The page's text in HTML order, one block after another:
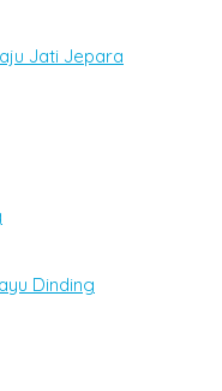
Jati Jepara
Dinding